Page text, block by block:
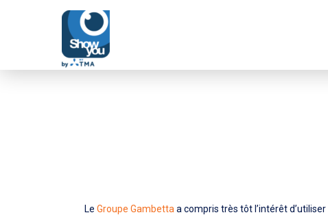
retour d’expérience –
Le Groupe Gambetta a compris très tôt l’intérêt